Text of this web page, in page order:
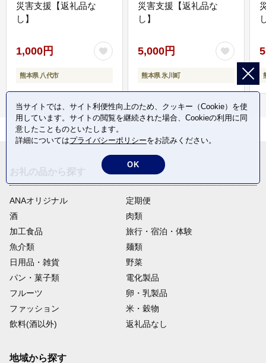
災害支援【返礼品な
し】
1,000円
熊本県 八代市
災害支援【返礼品な
し】
5,000円
熊本県 氷川町
ANAオリジナル
定期便
酒
肉類
加工食品
旅行・宿泊・体験
魚介類
麺類
日用品・雑貨
野菜
パン・菓子類
電化製品
フルーツ
卵・乳製品
ファッション
米・穀物
飲料(酒以外)
返礼品なし
地域から探す
当サイトでは、サイト利便性向上のため、クッキー（Cookie）を使
用しています。サイトの閲覧を継続された場合、Cookieの利用に同
意したことものといたします。
詳細についてはプライバシーポリシーをお読みください。
OK